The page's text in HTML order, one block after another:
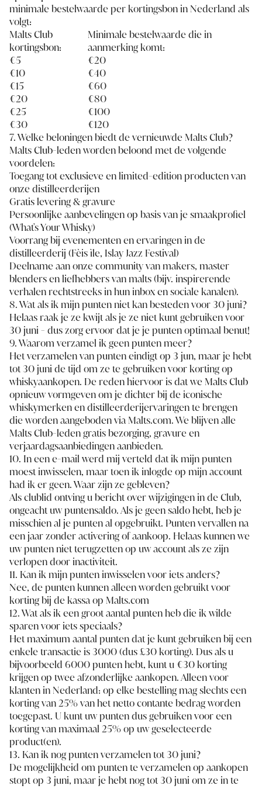
minimale bestelwaarde per kortingsbon in Nederland als
volgt:
Malts Club
kortingsbon:
Minimale bestelwaarde die in
aanmerking komt:
€5
€20
€10
€40
€15
€60
€20
€80
€25
€100
€30
€120
7. Welke beloningen biedt de vernieuwde Malts Club?
Malts Club-leden worden beloond met de volgende
voordelen:
Toegang tot exclusieve en limited-edition producten van
onze distilleerderijen
Gratis levering & gravure
Persoonlijke aanbevelingen op basis van je smaakprofiel
(What's Your Whisky)
Voorrang bij evenementen en ervaringen in de
distilleerderij (Fèis ìle, Islay Jazz Festival)
Deelname aan onze community van makers, master
blenders en liefhebbers van malts (bijv. inspirerende
verhalen rechtstreeks in hun inbox en sociale kanalen).
8. Wat als ik mijn punten niet kan besteden voor 30 juni?
Helaas raak je ze kwijt als je ze niet kunt gebruiken voor
30 juni - dus zorg ervoor dat je je punten optimaal benut!
9. Waarom verzamel ik geen punten meer?
Het verzamelen van punten eindigt op 3 jun, maar je hebt
tot 30 juni de tijd om ze te gebruiken voor korting op
whiskyaankopen. De reden hiervoor is dat we Malts Club
opnieuw vormgeven om je dichter bij de iconische
whiskymerken en distilleerderijervaringen te brengen
die worden aangeboden via Malts.com. We blijven alle
Malts Club-leden gratis bezorging, gravure en
verjaardagsaanbiedingen aanbieden.
10. In een e-mail werd mij verteld dat ik mijn punten
moest inwisselen, maar toen ik inlogde op mijn account
had ik er geen. Waar zijn ze gebleven?
Als clublid ontving u bericht over wijzigingen in de Club,
ongeacht uw puntensaldo. Als je geen saldo hebt, heb je
misschien al je punten al opgebruikt. Punten vervallen na
een jaar zonder activering of aankoop. Helaas kunnen we
uw punten niet terugzetten op uw account als ze zijn
verlopen door inactiviteit.
11. Kan ik mijn punten inwisselen voor iets anders?
Nee, de punten kunnen alleen worden gebruikt voor
korting bij de kassa op Malts.com
12. Wat als ik een groot aantal punten heb die ik wilde
sparen voor iets speciaals?
Het maximum aantal punten dat je kunt gebruiken bij een
enkele transactie is 3000 (dus £30 korting). Dus als u
bijvoorbeeld 6000 punten hebt, kunt u €30 korting
krijgen op twee afzonderlijke aankopen. Alleen voor
klanten in Nederland: op elke bestelling mag slechts een
korting van 25% van het netto contante bedrag worden
toegepast. U kunt uw punten dus gebruiken voor een
korting van maximaal 25% op uw geselecteerde
product(en).
13. Kan ik nog punten verzamelen tot 30 juni?
De mogelijkheid om punten te verzamelen op aankopen
stopt op 3 juni, maar je hebt nog tot 30 juni om ze in te